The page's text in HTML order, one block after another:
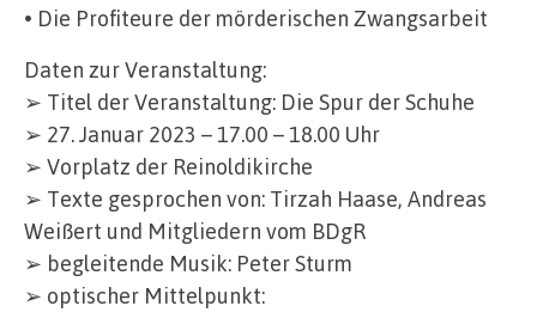
• Die Profiteure der mörderischen Zwangsarbeit
Daten zur Veranstaltung:
➢ Titel der Veranstaltung: Die Spur der Schuhe
➢ 27. Januar 2023 – 17.00 – 18.00 Uhr
➢ Vorplatz der Reinoldikirche
➢ Texte gesprochen von: Tirzah Haase, Andreas
Weißert und Mitgliedern vom BDgR
➢ begleitende Musik: Peter Sturm
➢ optischer Mittelpunkt: